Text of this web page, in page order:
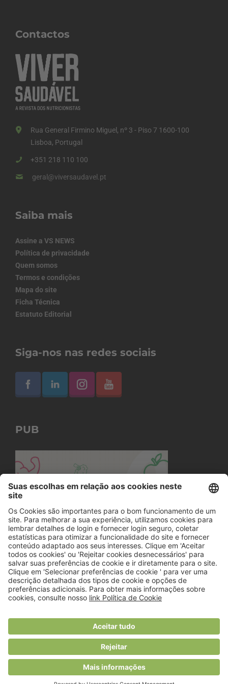
Contactos
Rua General Firmino Miguel, nº 3 - Piso 7 1600-100
Lisboa, Portugal
+351 218 110 100
geral@viversaudavel.pt
Saiba mais
Assine a VS NEWS
Política de privacidade
Quem somos
Termos e condições
Mapa do site
Ficha Técnica
Estatuto Editorial
Siga-nos nas redes sociais
PUB
© 2018 Viver Saudável
O portal dos profissionais de nutrição
Created byRHP Consulting